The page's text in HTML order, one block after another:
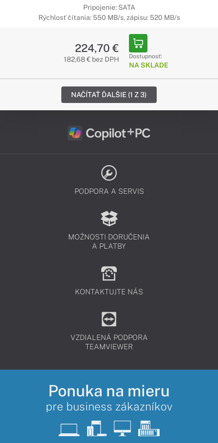
Pripojenie: SATA
Rýchlosť čítania: 550 MB/s, zápisu: 520 MB/s
224,70 €
182,68 € bez DPH Dostupnosť:
NA SKLADE
NAČÍTAŤ ĎALŠIE (1 Z 3)
PODPORA A SERVIS
MOŽNOSTI DORUČENIA
A PLATBY
KONTAKTUJTE NÁS
VZDIALENÁ PODPORA
TEAMVIEWER
Ponuka na mieru
pre business zákazníkov